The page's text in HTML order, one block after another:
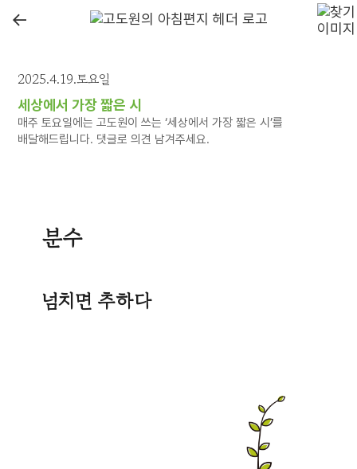
←
2025.4.19.토요일
세상에서 가장 짧은 시
매주 토요일에는 고도원이 쓰는 ‘세상에서 가장 짧은 시’를
배달해드립니다. 댓글로 의견 남겨주세요.
분수
넘치면 추하다